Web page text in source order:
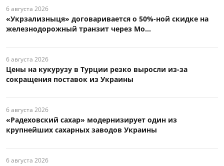
6 августа 2026
«Укрзализныця» договаривается о 50%-ной скидке на
железнодорожный транзит через Мо...
6 августа 2026
Цены на кукурузу в Турции резко выросли из-за
сокращения поставок из Украины
6 августа 2026
«Радеховский сахар» модернизирует один из
крупнейших сахарных заводов Украины
6 августа 2026